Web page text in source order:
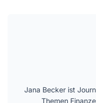
Jana Becker ist
Themen